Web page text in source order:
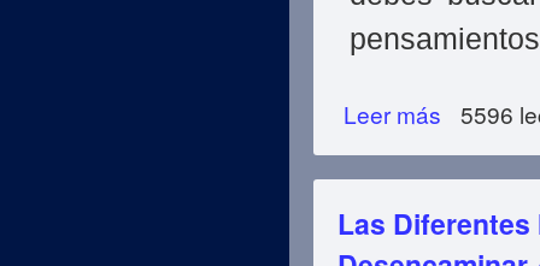
Leer más sobre Las
5596
Las Diferentes